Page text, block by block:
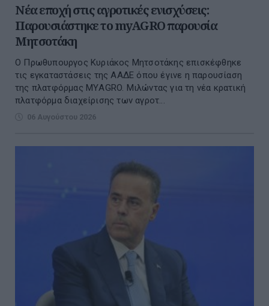
Νέα εποχή στις αγροτικές ενισχύσεις:
Παρουσιάστηκε το myAGRO παρουσία
Μητσοτάκη
O Πρωθυπουργος Κυριάκος Μητσοτάκης επισκέφθηκε
τις εγκαταστάσεις της ΑΑΔΕ όπου έγινε η παρουσίαση
της πλατφόρμας ΜΥAGRO. Μιλώντας για τη νέα κρατική
πλατφόρμα διαχείρισης των αγροτ...
06 Αυγούστου 2026